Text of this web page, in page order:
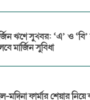
ঋণে সুখবর: ‘এ’ ও
মার্জিন সুবিধা
ফার্মার শেয়ার